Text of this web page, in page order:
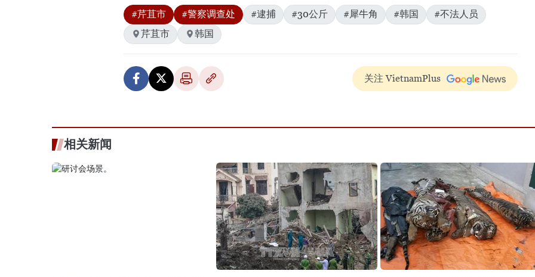
#芹苴市 #警察调查处 #逮捕 #30公斤 #犀牛角 #韩国
#不法人员
芹苴市
韩国
关注 VietnamPlus
相关新闻